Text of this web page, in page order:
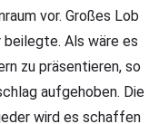
vor. Großes Lob
beilegte. Als wäre es
zu präsentieren, so
aufgehoben. Die
wird es schaffen